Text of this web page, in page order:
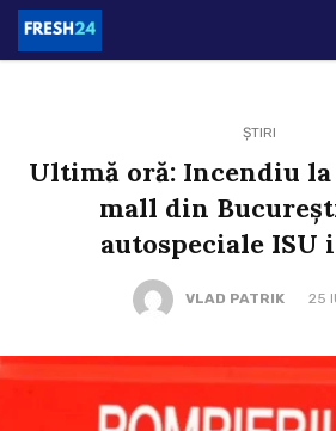
ȘTIRI
Ultimă oră: Incendiu
mall din
autospeciale
VLAD PATRIK 25